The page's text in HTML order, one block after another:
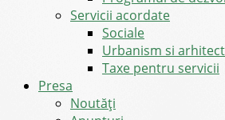
Servicii acordate
Sociale
Urbanism si
Taxe pentru servicii
Presa
Noutăţi